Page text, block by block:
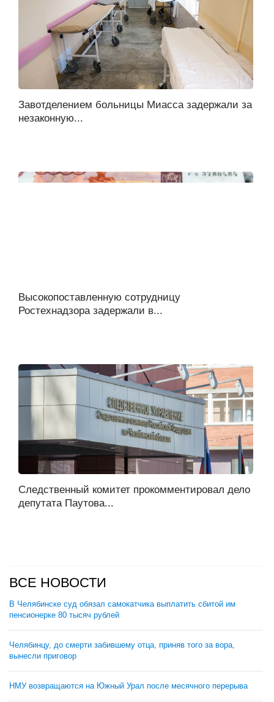
Завотделением больницы Миасса задержали за
незаконную...
Высокопоставленную сотрудницу
Ростехнадзора задержали в...
Следственный комитет прокомментировал дело
депутата Паутова...
ВСЕ НОВОСТИ
В Челябинске суд обязал самокатчика выплатить сбитой им
пенсионерке 80 тысяч рублей
Челябинцу, до смерти забившему отца, приняв того за вора,
вынесли приговор
НМУ возвращаются на Южный Урал после месячного перерыва